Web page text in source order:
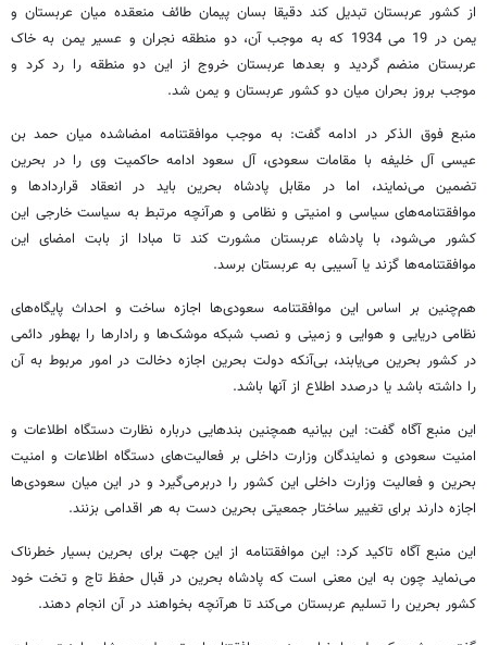
از کشور عربستان تبدیل کند دقیقا بسان پیمان طائف منعقده میان عربستان و
یمن در 19 می 1934 که به موجب آن، دو منطقه نجران و عسیر یمن به خاک
عربستان منضم گردید و بعدها عربستان خروج از این دو منطقه را رد کرد و
موجب بروز بحران میان دو کشور عربستان و یمن شد.
منبع فوق الذکر در ادامه گفت: به موجب موافقتنامه امضاشده میان حمد بن
عیسی آل خلیفه با مقامات سعودی، آل سعود ادامه حاکمیت وی را در بحرین
تضمین می‌نمایند، اما در مقابل پادشاه بحرین باید در انعقاد قراردادها و
موافقتنامه‌های سیاسی و امنیتی و نظامی و هرآنچه مرتبط به سیاست خارجی این
کشور می‌شود، با پادشاه عربستان مشورت کند تا مبادا از بابت امضای این
موافقتنامه‌ها گزند یا آسیبی به عربستان برسد.
هم‌چنین بر اساس این موافقتنامه سعودی‌ها اجازه ساخت و احداث پایگاه‌های
نظامی دریایی و هوایی و زمینی و نصب شبکه‌ موشک‌ها و رادارها را به‎طور دائمی
در کشور بحرین می‌یابند، بی‌آنکه دولت بحرین اجازه دخالت در امور مربوط به آن
را داشته باشد یا درصدد اطلاع از آنها باشد.
این منبع آگاه گفت: این بیانیه هم‎چنین بندهایی درباره نظارت دستگاه اطلاعات و
امنیت سعودی و نمایندگان وزارت داخلی بر فعالیت‌های دستگاه اطلاعات و امنیت
بحرین و فعالیت وزارت داخلی این کشور را دربرمی‌گیرد و در این میان سعودی‌ها
اجازه دارند برای تغییر ساختار جمعیتی بحرین دست به هر اقدامی بزنند.
این منبع آگاه تاکید کرد: این موافقتنامه از این جهت برای بحرین بسیار خطرناک
می‌نماید چون به این معنی است که پادشاه بحرین در قبال حفظ تاج و تخت خود
کشور بحرین را تسلیم عربستان می‌کند تا هرآنچه بخواهند در آن انجام دهند.